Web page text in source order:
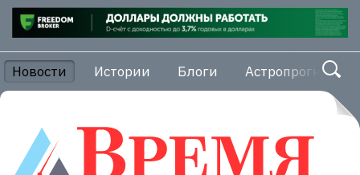
Новости Истории Блоги Астропрогноз